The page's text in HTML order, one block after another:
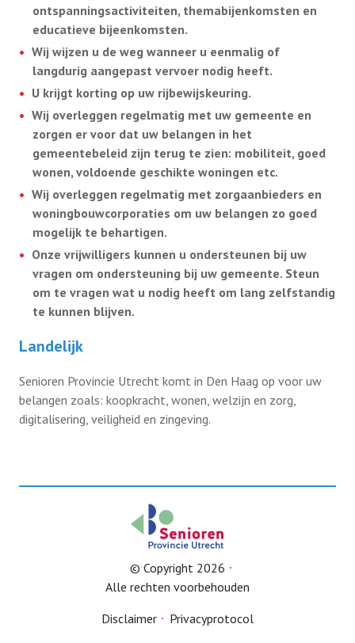
ontspanningsactiviteiten, themabijenkomsten en
educatieve bijeenkomsten.
Wij wijzen u de weg wanneer u eenmalig of
langdurig aangepast vervoer nodig heeft.
U krijgt korting op uw rijbewijskeuring.
Wij overleggen regelmatig met uw gemeente en
zorgen er voor dat uw belangen in het
gemeentebeleid zijn terug te zien: mobiliteit, goed
wonen, voldoende geschikte woningen etc.
Wij overleggen regelmatig met zorgaanbieders en
woningbouwcorporaties om uw belangen zo goed
mogelijk te behartigen.
Onze vrijwilligers kunnen u ondersteunen bij uw
vragen om ondersteuning bij uw gemeente. Steun
om te vragen wat u nodig heeft om lang zelfstandig
te kunnen blijven.
Landelijk
Senioren Provincie Utrecht komt in Den Haag op voor uw
belangen zoals: koopkracht, wonen, welzijn en zorg,
digitalisering, veiligheid en zingeving.
© Copyright 2026
Alle rechten voorbehouden
Disclaimer
Privacyprotocol